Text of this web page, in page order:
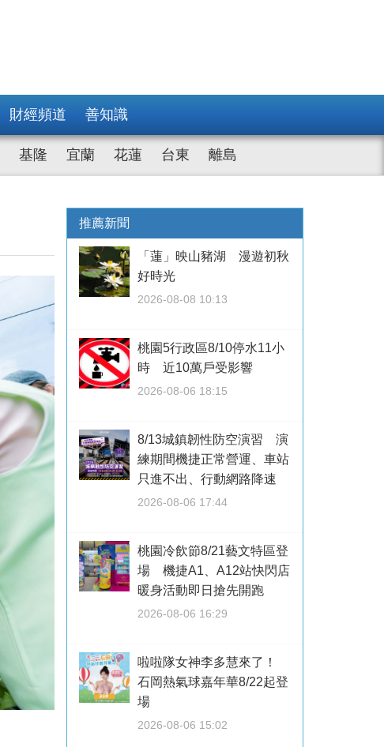
財經頻道 善知識
基隆 宜蘭 花蓮 台東 離島
推薦新聞
「蓮」映山豬湖 漫遊初秋
好時光
2026-08-08 10:13
桃園5行政區8/10停水11小
時 近10萬戶受影響
2026-08-06 18:15
8/13城鎮韌性防空演習 演
練期間機捷正常營運、車站
只進不出、行動網路降速
2026-08-06 17:44
桃園冷飲節8/21藝文特區登
場 機捷A1、A12站快閃店
暖身活動即日搶先開跑
2026-08-06 16:29
啦啦隊女神李多慧來了！
石岡熱氣球嘉年華8/22起登
場
2026-08-06 15:02